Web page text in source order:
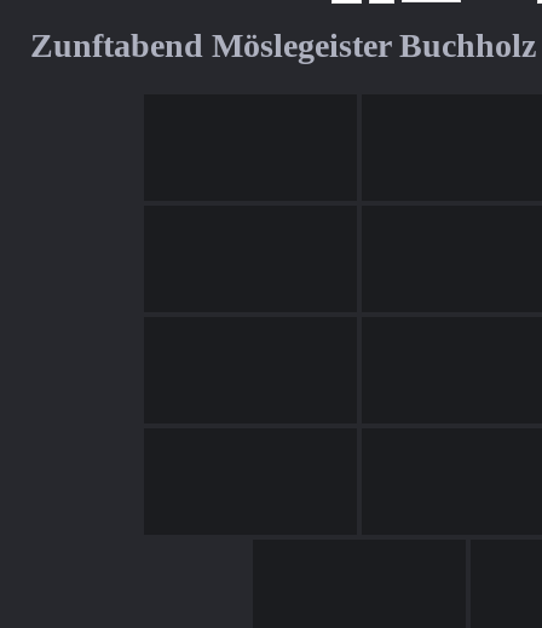
Zunftabend Möslegeister Buchholz